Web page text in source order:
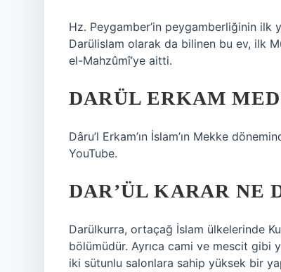
Hz. Peygamber’in peygamberliğinin ilk
Darülislam olarak da bilinen bu ev, ilk
el-Mahzûmî’ye aitti.
DARÜL ERKAM
Dâru’l Erkam’ın İslam’ın Mekke
YouTube.
DAR’ÜL KARAR NE
Darülkurra, ortaçağ İslam ülkelerinde
bölümüdür. Ayrıca cami ve mescit gibi
iki sütunlu salonlara sahip yüksek bir